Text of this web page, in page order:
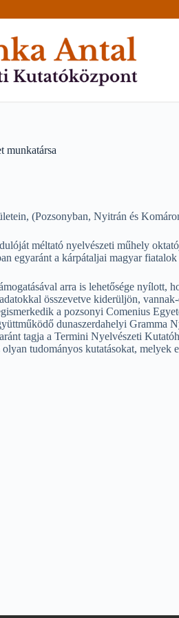
munkatársa
(Pozsonyban, Nyitrán és
méltató nyelvészeti műhely
egyaránt a kárpátaljai magyar
arra is lehetősége
összevetve kiderüljön,
a pozsonyi Comenius
dunaszerdahelyi
tagja a Termini Nyelvészeti
tudományos kutatásokat,